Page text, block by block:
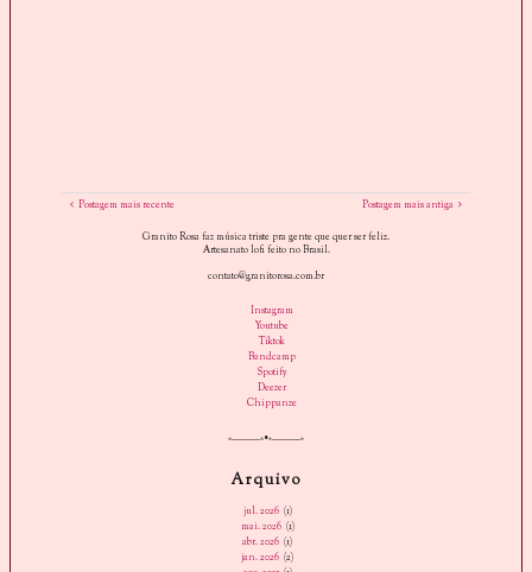
Postagem mais antiga
Postagem mais recente
Granito Rosa faz música triste pra gente que quer ser feliz.
Artesanato lofi feito no Brasil.
contato@granitorosa.com.br
Instagram
Youtube
Tiktok
Bandcamp
Spotify
Deezer
Chippanze
«———«•»———»
Arquivo
jul. 2026 (1)
mai. 2026 (1)
abr. 2026 (1)
jan. 2026 (2)